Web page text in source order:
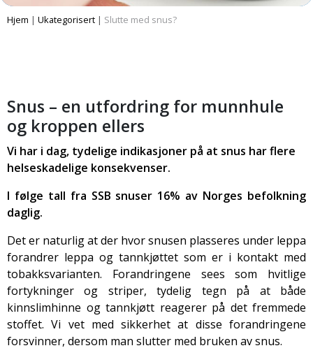
Hjem | Ukategorisert | Slutte med snus?
Snus – en utfordring for munnhule
og kroppen ellers
Vi har i dag, tydelige indikasjoner på at snus har flere
helseskadelige konsekvenser.
I følge tall fra SSB snuser 16% av Norges befolkning
daglig.
Det er naturlig at der hvor snusen plasseres under leppa
forandrer leppa og tannkjøttet som er i kontakt med
tobakksvarianten. Forandringene sees som hvitlige
fortykninger og striper, tydelig tegn på at både
kinnslimhinne og tannkjøtt reagerer på det fremmede
stoffet. Vi vet med sikkerhet at disse forandringene
forsvinner, dersom man slutter med bruken av snus.